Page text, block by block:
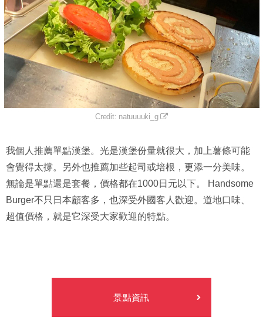
Credit: natuuuuki_g
我個人推薦單點漢堡。光是漢堡份量就很大，加上薯條可能
會覺得太撐。另外也推薦加些起司或培根，更添一分美味。
無論是單點還是套餐，價格都在1000日元以下。 Handsome
Burger不只日本顧客多，也深受外國客人歡迎。道地口味、
超值價格，就是它深受大家歡迎的特點。
景點資訊